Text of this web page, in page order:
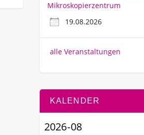
Mikroskopierzentrum
19.08.2026
alle Veranstaltungen
KALENDER